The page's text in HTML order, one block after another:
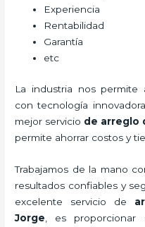
Experiencia
Rentabilidad
Garantía
etc
La industria nos permite
con tecnología
mejor servicio de arreglo
permite ahorrar costos y
Trabajamos de la mano
resultados confiables y
excelente servicio de
Jorge , es proporcionar